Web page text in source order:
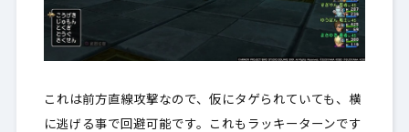
これは前方直線攻撃なので、仮にタゲられていても、横
に逃げる事で回避可能です。これもラッキーターンです